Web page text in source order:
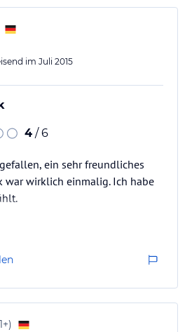
uns rundum wohlgefühlt und
im Juli 2015
4 / 6
ein sehr freundliches
war wirklich einmalig. Ich habe
)